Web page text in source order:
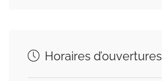
Horaires d’ouvertures